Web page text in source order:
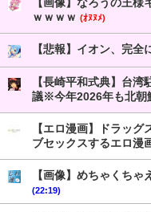
ｗｗｗｗ (ｵﾇﾇﾒ)
【悲報】イオン、完
【長崎平和式典】台
議※今年2026年も北朝
【エロ漫画】ドラッ
ブセックスするエロ漫
【画像】めちゃくち
(22:19)